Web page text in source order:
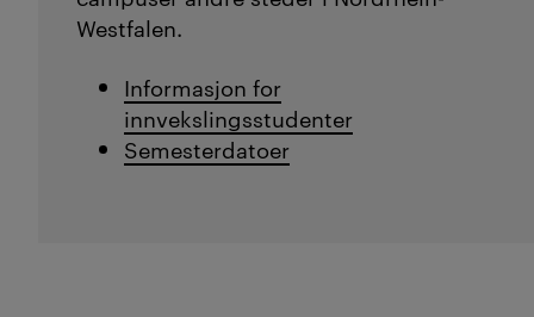
Westfalen.
Informasjon for
innvekslingsstudenter
Semesterdatoer